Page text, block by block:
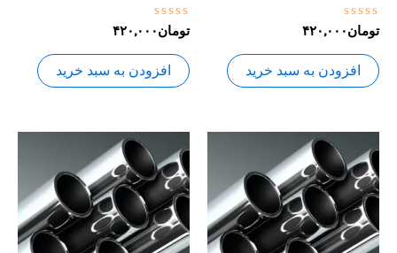
نمره
0
از
5
تومان۴۲۰,۰۰۰
افزودن به سبد خرید
نمره
0
از
5
تومان۴۲۰,۰۰۰
افزودن به سبد خرید